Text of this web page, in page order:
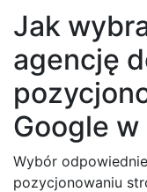
Jak
agencję
Google w
Wybór
pozycjonowaniu